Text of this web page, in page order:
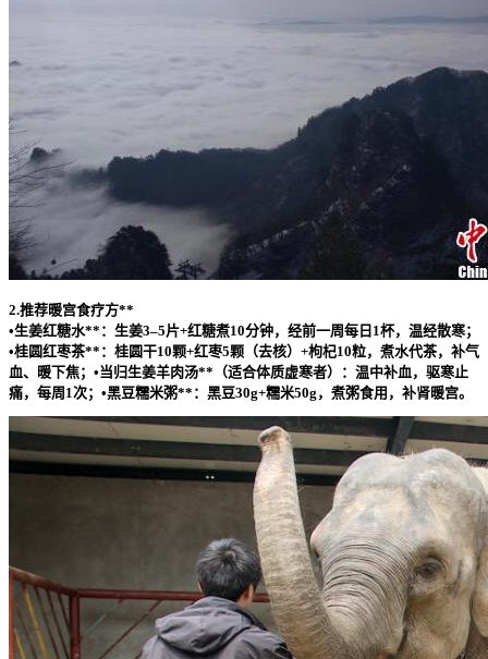
2.推荐暖宫食疗方**
•生姜红糖水**：生姜3–5片+红糖煮10分钟，经前一周每日1杯，温经散寒；
•桂圆红枣茶**：桂圆干10颗+红枣5颗（去核）+枸杞10粒，煮水代茶，补气
血、暖下焦；•当归生姜羊肉汤**（适合体质虚寒者）：温中补血，驱寒止
痛，每周1次；•黑豆糯米粥**：黑豆30g+糯米50g，煮粥食用，补肾暖宫。